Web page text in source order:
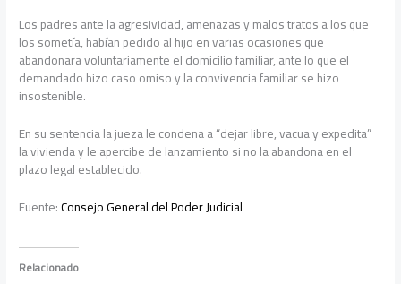
Los padres ante la agresividad, amenazas y malos tratos a los que
los sometía, habían pedido al hijo en varias ocasiones que
abandonara voluntariamente el domicilio familiar, ante lo que el
demandado hizo caso omiso y la convivencia familiar se hizo
insostenible.
En su sentencia la jueza le condena a “dejar libre, vacua y expedita”
la vivienda y le apercibe de lanzamiento si no la abandona en el
plazo legal establecido.
Fuente:Consejo General del Poder Judicial
Relacionado